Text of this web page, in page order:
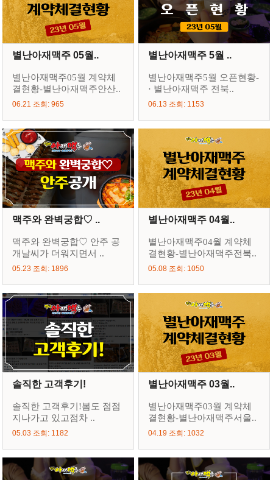
별난아재맥주 05월..
별난아재맥주05월 계약체
결현황-별난아재맥주안산..
06.21 조회: 965
별난아재맥주 5월 ..
별난아재맥주5월 오픈현황-
· 별난아재맥주 전북..
06.13 조회: 1153
맥주와 완벽궁합♡ ..
맥주와 완벽궁합♡ 안주 공
개날씨가 더워지면서 ..
05.23 조회: 1896
별난아재맥주 04월..
별난아재맥주04월 계약체
결현황-별난아재맥주전북..
05.08 조회: 1050
솔직한 고객후기!
솔직한 고객후기!봄도 점점
지나가고 있고점차 ..
05.03 조회: 1182
별난아재맥주 03월..
별난아재맥주03월 계약체
결현황-별난아재맥주서울..
04.19 조회: 1032